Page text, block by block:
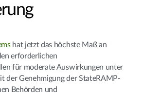
hat jetzt das höchste Maß an
erforderlichen
für moderate Auswirkungen unter
der Genehmigung der StateRAMP-
Behörden und